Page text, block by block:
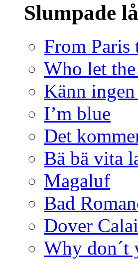
Slumpade
From Paris
Who let
Känn
I’m blue
Det
Bä bä vita
Magaluf
Bad
Dover
Why don´t